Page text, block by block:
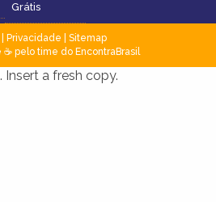
Grátis
Privacidade
Sitemap
pelo time do EncontraBrasil
a fresh copy.